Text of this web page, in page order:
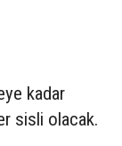
kadar
sisli olacak.